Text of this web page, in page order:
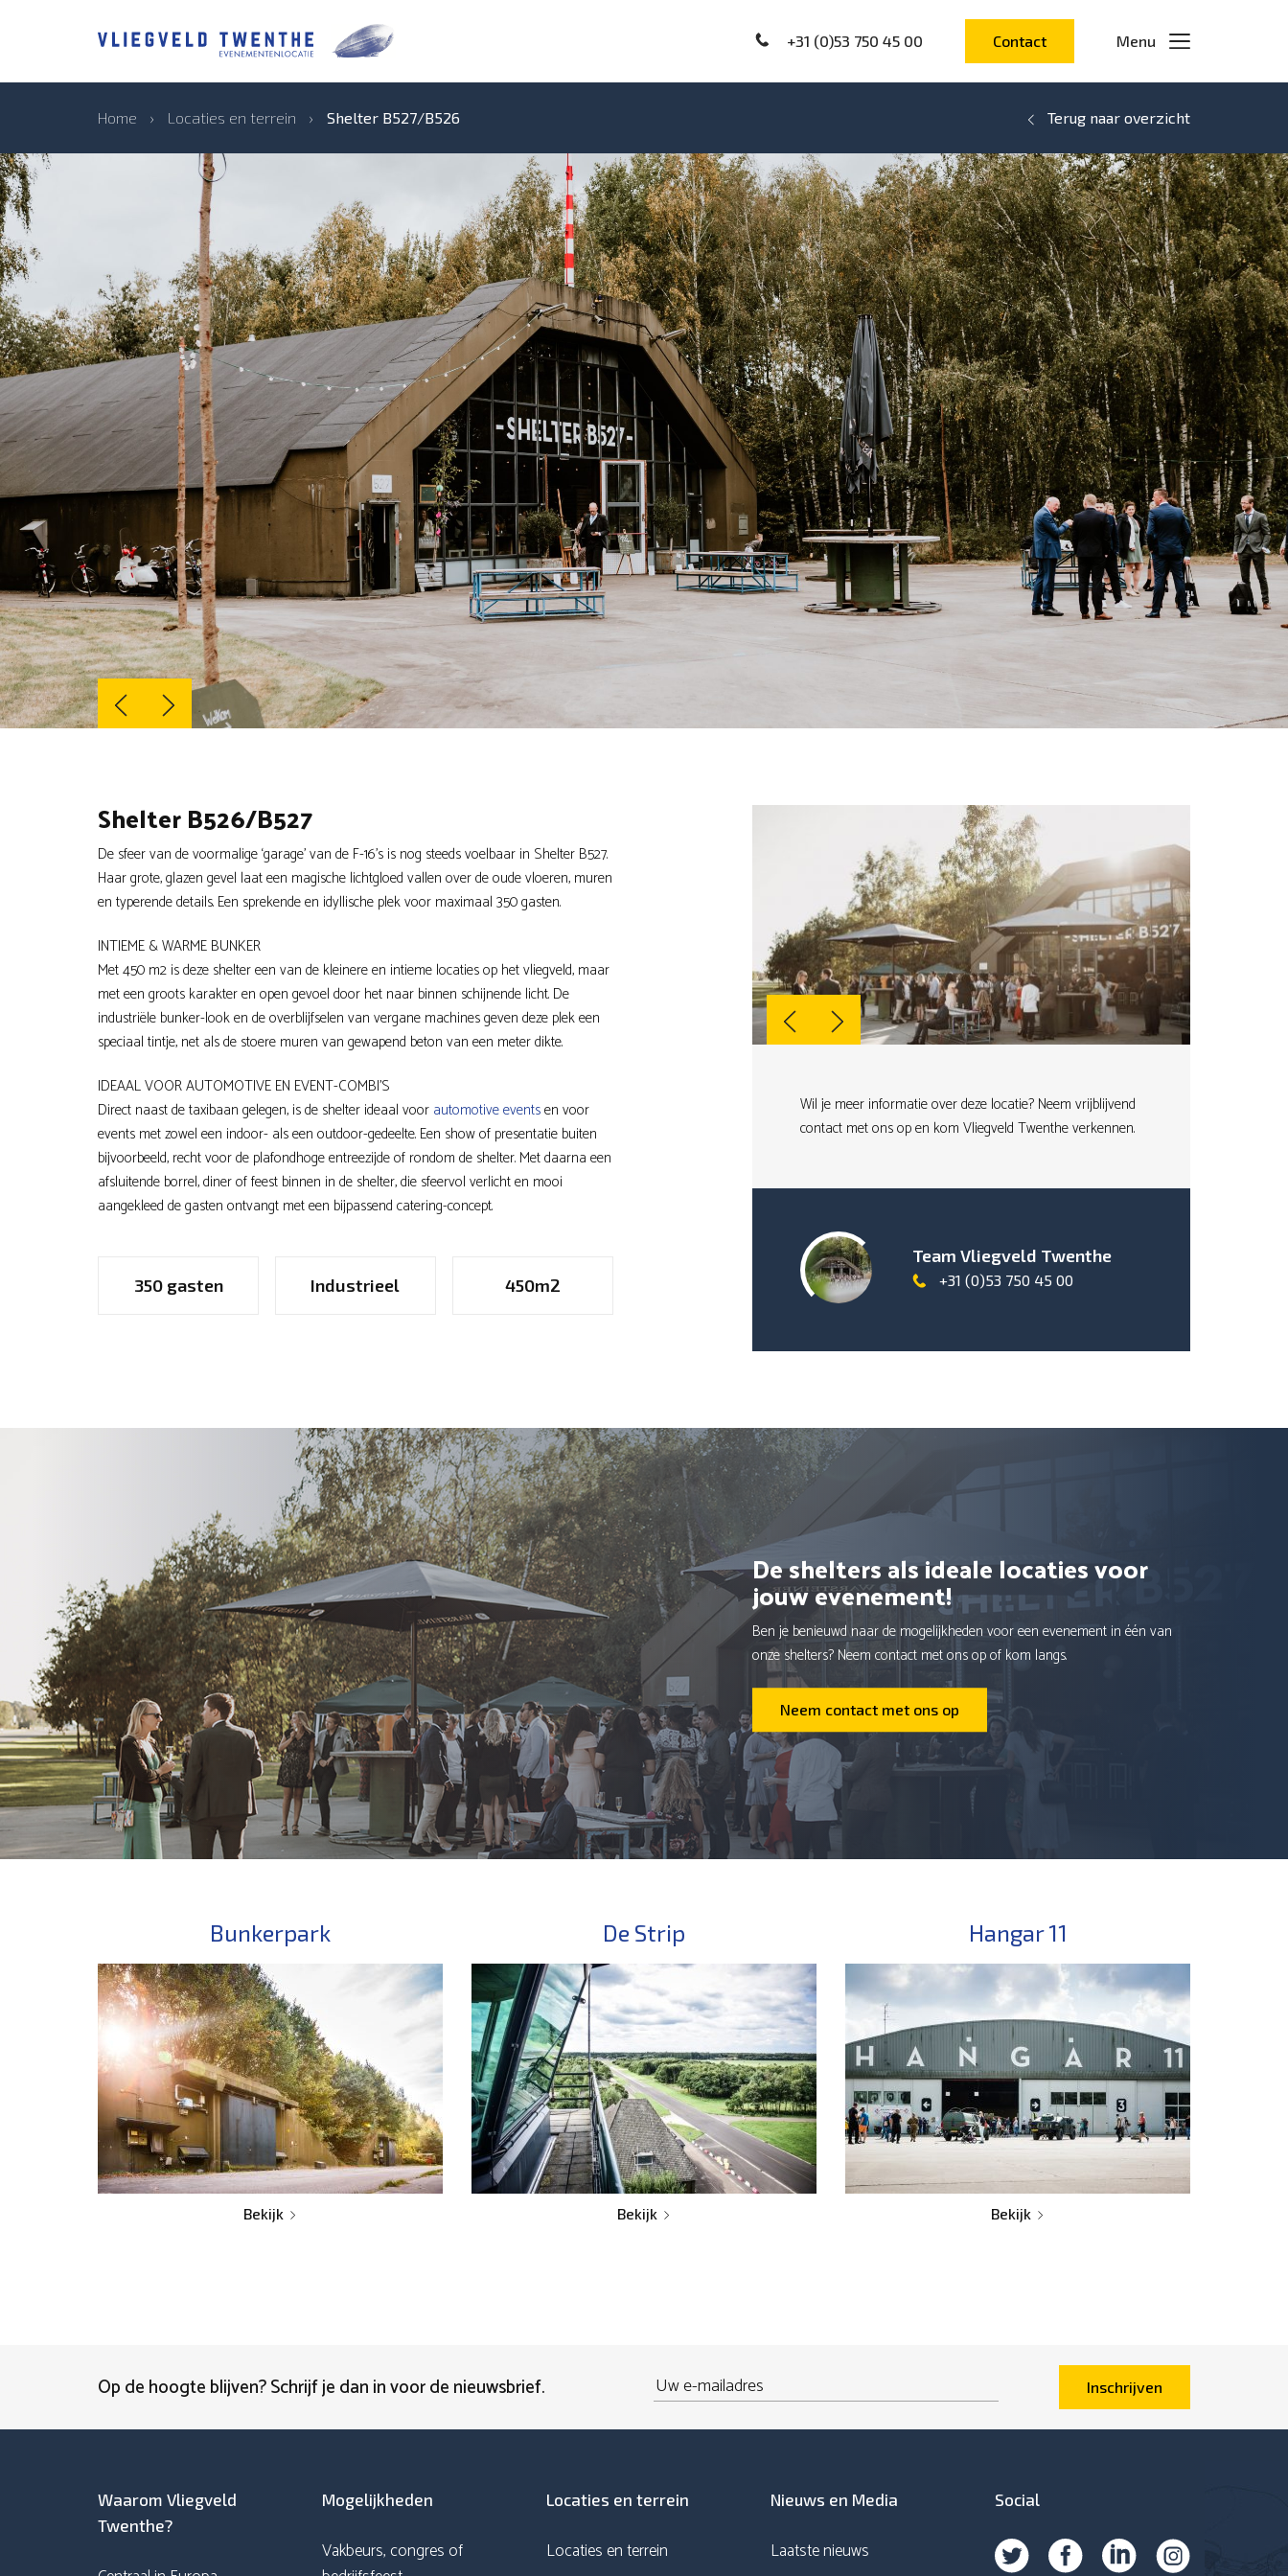
+31 (0)53 750 45 00 Contact Menu
Home › Locaties en terrein › Shelter B527/B526 Terug naar overzicht
Shelter B526/B527
De sfeer van de voormalige ‘garage’ van de F-16’s is nog steeds voelbaar in Shelter B527.
Haar grote, glazen gevel laat een magische lichtgloed vallen over de oude vloeren, muren
en typerende details. Een sprekende en idyllische plek voor maximaal 350 gasten.
INTIEME & WARME BUNKER
Met 450 m2 is deze shelter een van de kleinere en intieme locaties op het vliegveld, maar
met een groots karakter en open gevoel door het naar binnen schijnende licht. De
industriële bunker-look en de overblijfselen van vergane machines geven deze plek een
speciaal tintje, net als de stoere muren van gewapend beton van een meter dikte.
IDEAAL VOOR AUTOMOTIVE EN EVENT-COMBI’S
Direct naast de taxibaan gelegen, is de shelter ideaal voor automotive eventsen voor
events met zowel een indoor- als een outdoor-gedeelte. Een show of presentatie buiten
bijvoorbeeld, recht voor de plafondhoge entreezijde of rondom de shelter. Met daarna een
afsluitende borrel, diner of feest binnen in de shelter, die sfeervol verlicht en mooi
aangekleed de gasten ontvangt met een bijpassend catering-concept.
350 gasten Industrieel 450m2
Wil je meer informatie over deze locatie? Neem vrijblijvend
contact met ons op en kom Vliegveld Twenthe verkennen.
Team Vliegveld Twenthe
+31 (0)53 750 45 00
De shelters als ideale locaties voor
jouw evenement!
Ben je benieuwd naar de mogelijkheden voor een evenement in één van
onze shelters? Neem contact met ons op of kom langs.
Neem contact met ons op
Bunkerpark
Bekijk
De Strip
Bekijk
Hangar 11
Bekijk
Op de hoogte blijven? Schrijf je dan in voor de nieuwsbrief. Email
Inschrijven
Waarom Vliegveld
Twenthe?
Mogelijkheden
Vakbeurs, congres of
Locaties en terrein
Locaties en terrein
Nieuws en Media
Laatste nieuws
Social